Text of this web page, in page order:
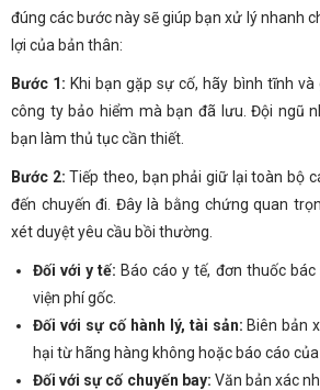
đúng các bước này sẽ giúp bạn xử lý nhanh
lợi của bản thân:
Bước 1: Khi bạn gặp sự cố, hãy bình tĩnh
công ty bảo hiểm mà bạn đã lưu. Đội ngũ
bạn làm thủ tục cần thiết.
Bước 2:Tiếp theo, bạn phải giữ lại toàn bộ
đến chuyến đi. Đây là bằng chứng quan
xét duyệt yêu cầu bồi thường.
Đối với y tế: Báo cáo y tế, đơn thuốc
viện phí gốc.
Đối với sự cố hành lý, tài sản: Biên bản
hại từ hãng hàng không hoặc báo cáo
Đối với sự cố chuyến bay: Văn bản xác